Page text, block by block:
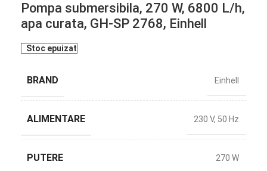
Pompa submersibila, 270 W, 6800 L/h,
apa curata, GH-SP 2768, Einhell
Stoc epuizat
BRAND Einhell
ALIMENTARE 230 V, 50 Hz
PUTERE 270 W